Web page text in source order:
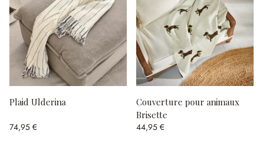
Plaid Ulderina
74,95 €
Couverture pour animaux
Brisette
44,95 €